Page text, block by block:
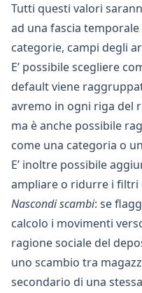
Tutti questi valori
ad una fascia
categorie, campi degli
E’ possibile scegliere
default viene
avremo in ogni riga del
ma è anche possibile
come una categoria o
E’ inoltre possibile
ampliare o ridurre i filtri
Nascondi scambi: se
calcolo i movimenti
ragione sociale del
uno scambio tra
secondario di una